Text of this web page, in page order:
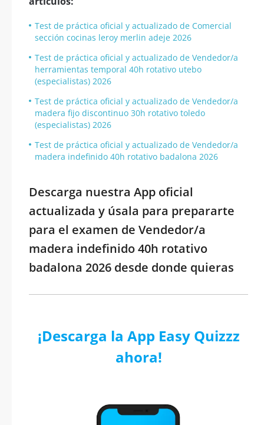
Test de práctica oficial y actualizado de Comercial
sección cocinas leroy merlin adeje 2026
Test de práctica oficial y actualizado de Vendedor/a
herramientas temporal 40h rotativo utebo
(especialistas) 2026
Test de práctica oficial y actualizado de Vendedor/a
madera fijo discontinuo 30h rotativo toledo
(especialistas) 2026
Test de práctica oficial y actualizado de Vendedor/a
madera indefinido 40h rotativo badalona 2026
Descarga nuestra App oficial
actualizada y úsala para prepararte
para el examen de Vendedor/a
madera indefinido 40h rotativo
badalona 2026 desde donde quieras
¡Descarga la App Easy Quizzz
ahora!